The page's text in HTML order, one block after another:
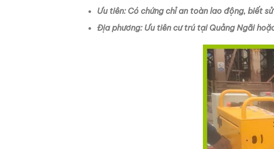
Ưu tiên: Có chứng chỉ an toàn lao động, biết
Địa phương: Ưu tiên cư trú tại Quảng Ngãi